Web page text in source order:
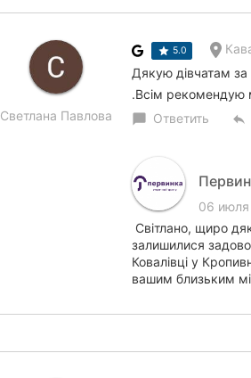
Светлана Павлова
5.0
Дякую дівчатам за
.Всім рекомендую
chat_bubble Ответить reply
06
Світлано, щиро
залишилися
Ковалівці у
вашим близьким